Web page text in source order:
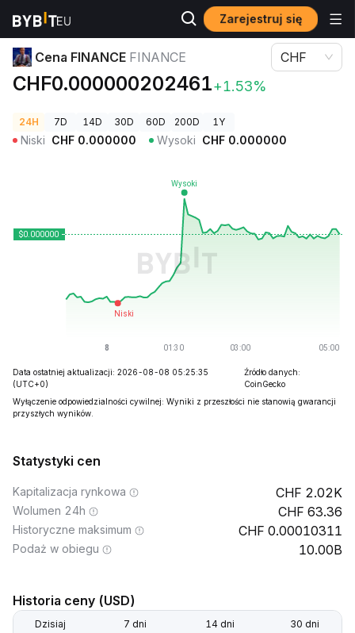
Zarejestruj się
Ceny kryptowalut Cena FINANCE FINANCE
Cena FINANCE FINANCE
CHF0.000000202461+1.53%
CHF
24H 7D 14D 30D 60D 200D 1Y
Niski CHF 0.000000 Wysoki CHF 0.000000
Data ostatniej aktualizacji: 2026-08-08 05:25:35
(UTC+0)
Źródło danych:
CoinGecko
Wyłączenie odpowiedzialności cywilnej: Wyniki z przeszłości nie stanowią gwarancji
przyszłych wyników.
Statystyki cen
Kapitalizacja rynkowa 2.02K
Wolumen 24h 63.36
Historyczne maksimum 0.00010311
Podaż w obiegu 10.00B
Historia ceny (USD)
Dzisiaj 7 dni 14 dni 30 dni